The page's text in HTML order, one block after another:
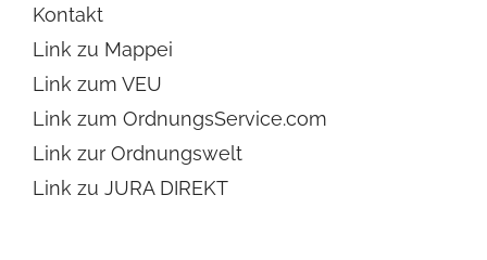
Kontakt
Link zu Mappei
Link zum VEU
Link zum OrdnungsService.com
Link zur Ordnungswelt
Link zu JURA DIREKT